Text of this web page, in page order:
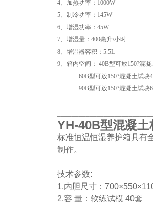
4、加热功率：1000W
5、制冷功率：145W
6、增湿功率：45W
7、增湿量：400毫升/小时
8、增湿器容积：5.5L
9、箱内空间： 40B型可放150?混
60B型可放150?混凝土试块
90B型可放150?混凝土试块
YH-40B型混凝土
标准恒温恒湿养护箱具有
制作。
技术参数:
1.内胆尺寸：
2.容 量：软练试模 40套